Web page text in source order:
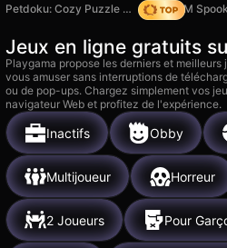
Petdoku: Cozy Puzzle Games
Moto X3M
Jeux en ligne gratuits
Playgama propose les derniers et
vous amuser sans interruptions de
ou de pop-ups. Chargez simplement vos
navigateur Web et profitez de l'expérience.
Inactifs Obby
Multijoueur Horreur
2 Joueurs Pour